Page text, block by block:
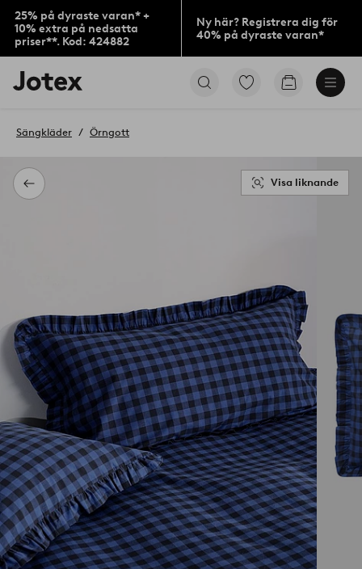
25% på dyraste varan* +
10% extra på nedsatta
priser**. Kod: 424882
Ny här? Registrera dig för
40% på dyraste varan*
Jotex
logotyp
till
Gå
Gå
Tillbaka
Sängkläder Örngott
Visa liknande